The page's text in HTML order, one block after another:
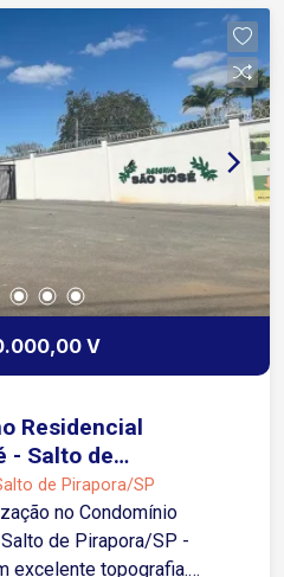
Garagem para 4
próximo a piscina Lavabo
arejada com varandas.
dos muros.
V
Residencial
- Salto de
de Pirapora/SP
no Condomínio
de Pirapora/SP -
excelente topografia.